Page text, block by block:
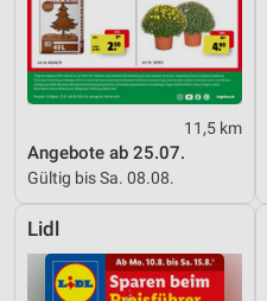
11,5 km
Angebote ab 25.07.
Gültig bis Sa. 08.08.
Lidl